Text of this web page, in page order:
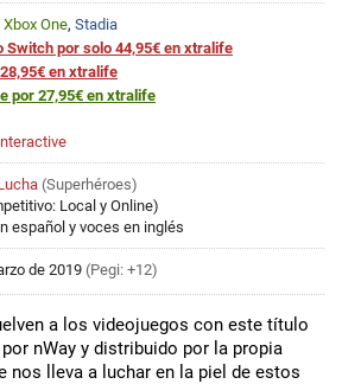
Xbox One, Stadia
Switch por solo 44,95€ en xtralife
en xtralife
por 27,95€ en xtralife
(Superhéroes)
Local y Online)
español y voces en inglés
de 2019 (Pegi: +12)
a los videojuegos con este título
nWay y distribuido por la propia
nos lleva a luchar en la piel de estos